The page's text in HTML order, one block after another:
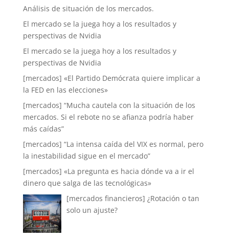
Análisis de situación de los mercados.
El mercado se la juega hoy a los resultados y
perspectivas de Nvidia
El mercado se la juega hoy a los resultados y
perspectivas de Nvidia
[mercados] «El Partido Demócrata quiere implicar a
la FED en las elecciones»
[mercados] “Mucha cautela con la situación de los
mercados. Si el rebote no se afianza podría haber
más caídas”
[mercados] “La intensa caída del VIX es normal, pero
la inestabilidad sigue en el mercado”
[mercados] «La pregunta es hacia dónde va a ir el
dinero que salga de las tecnológicas»
[mercados financieros] ¿Rotación o tan
solo un ajuste?